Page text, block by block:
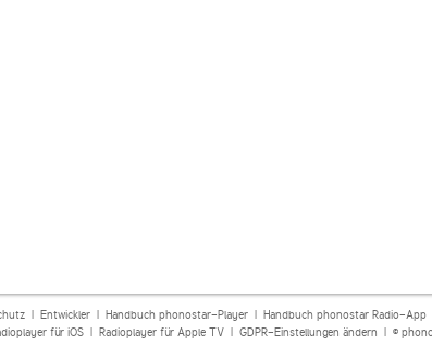
| Entwickler| Handbuch phonostar-Player| Handbuch phonostar Radio-App
für iOS| Radioplayer für Apple TV| GDPR-Einstellungen ändern | ©